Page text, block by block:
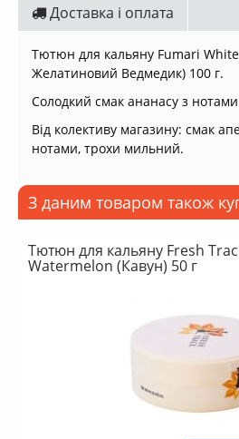
Доставка і оплата
Тютюн для кальяну Fumari
Желатиновий Ведмедик) 100 г.
Солодкий смак ананасу з нотами
Від колективу магазину: смак
нотами, трохи мильний.
З даним товаром також
Тютюн для кальяну Fresh
Watermelon (Кавун) 50 г